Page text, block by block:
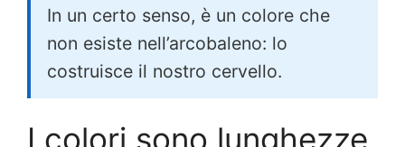
In un certo senso, è un colore che
non esiste nell’arcobaleno: lo
costruisce il nostro cervello.
I colori sono lunghezze